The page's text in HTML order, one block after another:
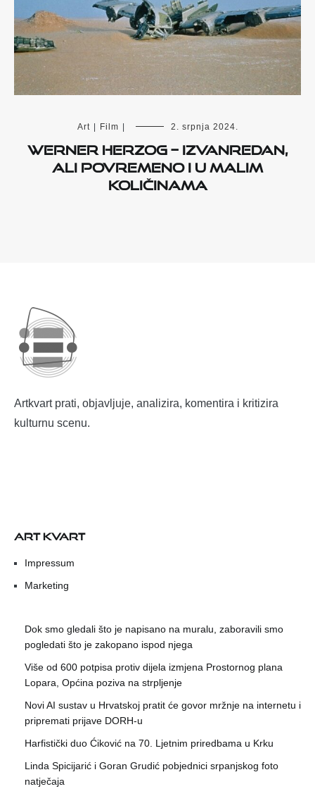
Art Film 2. srpnja 2024.
WERNER HERZOG – IZVANREDAN,
ALI POVREMENO I U MALIM
KOLIČINAMA
Artkvart prati, objavljuje, analizira, komentira i kritizira
kulturnu scenu.
ART KVART
Impressum
Marketing
Dok smo gledali što je napisano na muralu, zaboravili smo
pogledati što je zakopano ispod njega
Više od 600 potpisa protiv dijela izmjena Prostornog plana
Lopara, Općina poziva na strpljenje
Novi AI sustav u Hrvatskoj pratit će govor mržnje na internetu i
pripremati prijave DORH-u
Harfistički duo Ćiković na 70. Ljetnim priredbama u Krku
Linda Spicijarić i Goran Grudić pobjednici srpanjskog foto
natječaja